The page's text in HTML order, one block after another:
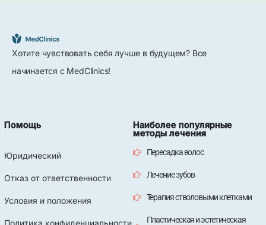
Хотите чувствовать себя лучше в будущем? Все
начинается с MedClinics!
Помощь
Юридический
Отказ от ответственности
Условия и положения
Наиболее популярные
методы лечения
Пересадка волос
Лечение зубов
Терапия стволовыми клетками
Пластическая и эстетическая